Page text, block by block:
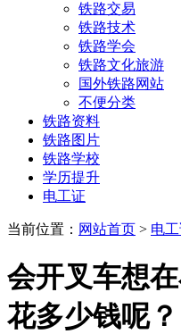
铁路交易
铁路技术
铁路学会
铁路文化旅游
国外铁路网站
不便分类
铁路资料
铁路图片
铁路学校
学历提升
电工证
当前位置： 网站首页 > 电
会开叉车想
花多少钱呢？